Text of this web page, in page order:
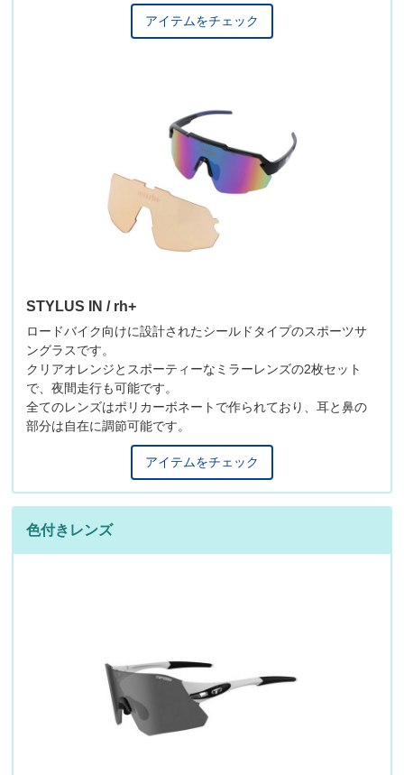
アイテムをチェック
STYLUS IN / rh+
ロードバイク向けに設計されたシールドタイプのスポーツサ
ングラスです。
クリアオレンジとスポーティーなミラーレンズの2枚セット
で、夜間走行も可能です。
全てのレンズはポリカーボネートで作られており、耳と鼻の
部分は自在に調節可能です。
アイテムをチェック
色付きレンズ